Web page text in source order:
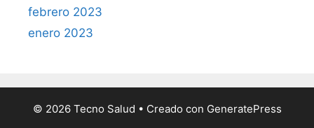
febrero 2023
enero 2023
© 2026 Tecno Salud • Creado con GeneratePress